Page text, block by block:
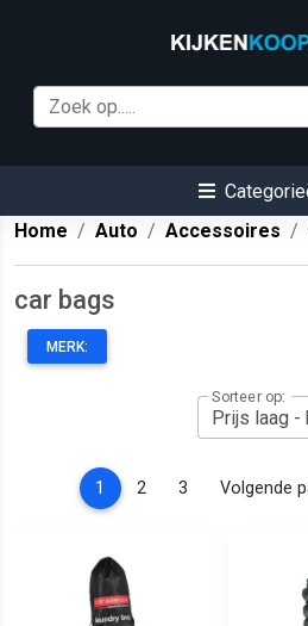
Home
Auto Accessoires
car bags
MERK:
Sorteer op:
1 (current)
2 3 Volgende